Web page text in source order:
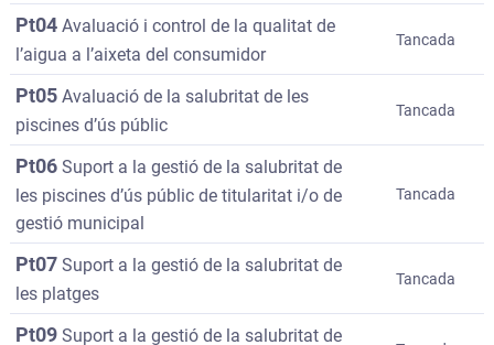
Pt04 Avaluació i control de la qualitat de
l’aigua a l’aixeta del consumidor
Tancada
Pt05 Avaluació de la salubritat de les
piscines d’ús públic
Tancada
Pt06 Suport a la gestió de la salubritat de
les piscines d’ús públic de titularitat i/o de
gestió municipal
Tancada
Pt07 Suport a la gestió de la salubritat de
les platges
Tancada
Pt09 Suport a la gestió de la salubritat de